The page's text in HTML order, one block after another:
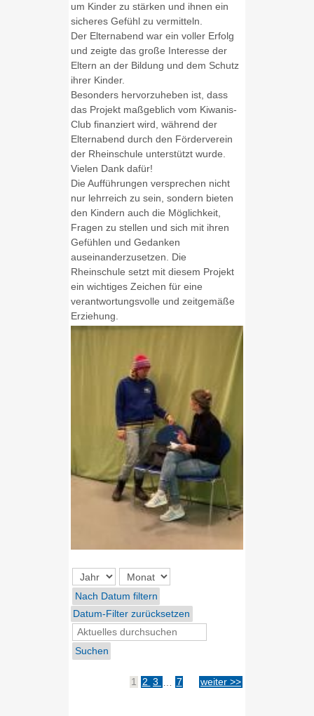
um Kinder zu stärken und ihnen ein
sicheres Gefühl zu vermitteln.
Der Elternabend war ein voller Erfolg
und zeigte das große Interesse der
Eltern an der Bildung und dem Schutz
ihrer Kinder.
Besonders hervorzuheben ist, dass
das Projekt maßgeblich vom Kiwanis-
Club finanziert wird, während der
Elternabend durch den Förderverein
der Rheinschule unterstützt wurde.
Vielen Dank dafür!
Die Aufführungen versprechen nicht
nur lehrreich zu sein, sondern bieten
den Kindern auch die Möglichkeit,
Fragen zu stellen und sich mit ihren
Gefühlen und Gedanken
auseinanderzusetzen. Die
Rheinschule setzt mit diesem Projekt
ein wichtiges Zeichen für eine
verantwortungsvolle und zeitgemäße
Erziehung.
Nach Datum filtern
Datum-Filter zurücksetzen
1 2 3 7 weiter >>